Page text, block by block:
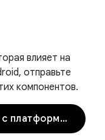
влияет на
отправьте
компонентов.
Просмотреть все проблемы с платформой